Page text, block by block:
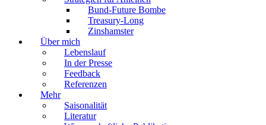
Bund-Future Bombe
Treasury-Long
Zinshamster
Über mich
Lebenslauf
In der Presse
Feedback
Referenzen
Mehr
Saisonalität
Literatur